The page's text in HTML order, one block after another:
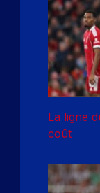
La ligne
coût